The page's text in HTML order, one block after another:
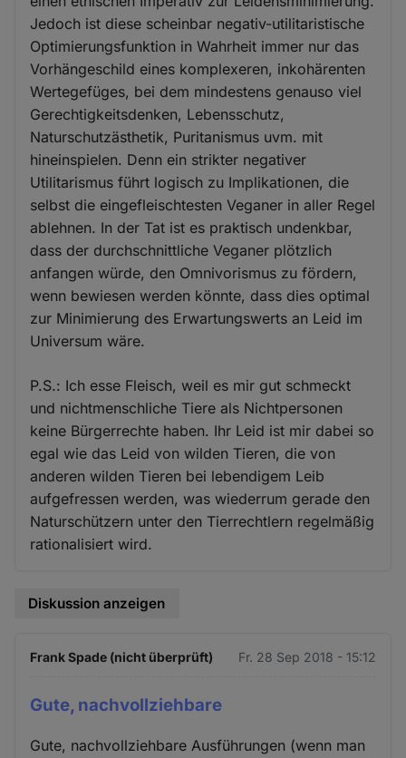
Jedoch ist diese scheinbar negativ-utilitaristische
Optimierungsfunktion in Wahrheit immer nur das
Vorhängeschild eines komplexeren, inkohärenten
Wertegefüges, bei dem mindestens genauso viel
Gerechtigkeitsdenken, Lebensschutz,
Naturschutzästhetik, Puritanismus uvm. mit
hineinspielen. Denn ein strikter negativer
Utilitarismus führt logisch zu Implikationen, die
selbst die eingefleischtesten Veganer in aller Regel
ablehnen. In der Tat ist es praktisch undenkbar,
dass der durchschnittliche Veganer plötzlich
anfangen würde, den Omnivorismus zu fördern,
wenn bewiesen werden könnte, dass dies optimal
zur Minimierung des Erwartungswerts an Leid im
Universum wäre.
P.S.: Ich esse Fleisch, weil es mir gut schmeckt
und nichtmenschliche Tiere als Nichtpersonen
keine Bürgerrechte haben. Ihr Leid ist mir dabei so
egal wie das Leid von wilden Tieren, die von
anderen wilden Tieren bei lebendigem Leib
aufgefressen werden, was wiederrum gerade den
Naturschützern unter den Tierrechtlern regelmäßig
rationalisiert wird.
Diskussion anzeigen
Frank Spade (nicht überprüft) Fr. 28 Sep 2018 - 15:12
Gute, nachvollziehbare
Gute, nachvollziehbare Ausführungen (wenn man